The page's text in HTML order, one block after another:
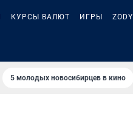
КУРСЫ ВАЛЮТ ИГРЫ ZODY
5 молодых новосибирцев в кино